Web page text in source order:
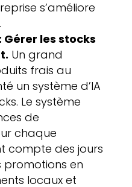
s’améliore
les stocks
Un grand
frais au
un système d’IA
Le système
de
chaque
compte des jours
promotions en
locaux et